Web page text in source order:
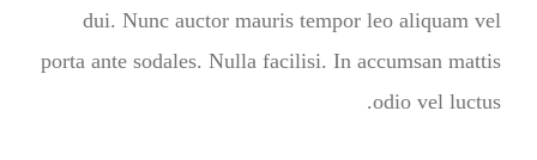
dui. Nunc auctor mauris tempor leo aliquam vel
porta ante sodales. Nulla facilisi. In accumsan mattis
odio vel luctus.